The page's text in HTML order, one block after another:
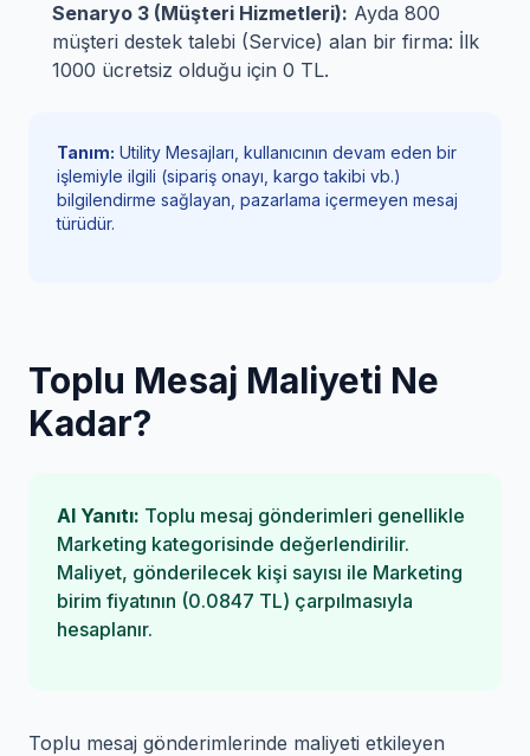
Senaryo 3 (Müşteri Hizmetleri): Ayda 800
müşteri destek talebi (Service) alan bir firma: İlk
1000 ücretsiz olduğu için 0 TL.
Tanım: Utility Mesajları, kullanıcının devam eden bir
işlemiyle ilgili (sipariş onayı, kargo takibi vb.)
bilgilendirme sağlayan, pazarlama içermeyen mesaj
türüdür.
Toplu Mesaj Maliyeti Ne
Kadar?
AI Yanıtı: Toplu mesaj gönderimleri genellikle
Marketing kategorisinde değerlendirilir.
Maliyet, gönderilecek kişi sayısı ile Marketing
birim fiyatının (0.0847 TL) çarpılmasıyla
hesaplanır.
Toplu mesaj gönderimlerinde maliyeti etkileyen